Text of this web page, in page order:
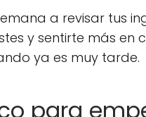
a revisar tus
y sentirte más en
ya es muy tarde.
para